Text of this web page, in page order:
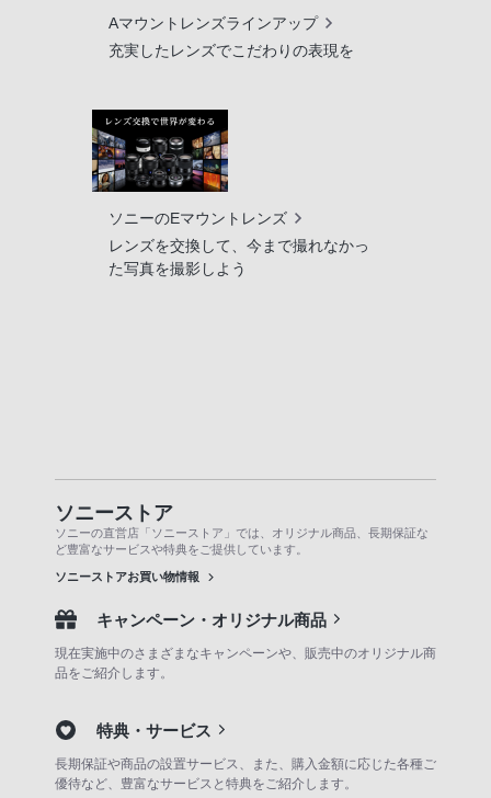
Aマウントレンズラインアップ
充実したレンズでこだわりの表現を
ソニーのEマウントレンズ
レンズを交換して、今まで撮れなかっ
た写真を撮影しよう
ソニーストア
ソニーの直営店「ソニーストア」では、オリジナル商品、長期保証な
ど豊富なサービスや特典をご提供しています。
ソニーストアお買い物情報
キャンペーン・オリジナル商品
現在実施中のさまざまなキャンペーンや、販売中のオリジナル商
品をご紹介します。
特典・サービス
長期保証や商品の設置サービス、また、購入金額に応じた各種ご
優待など、豊富なサービスと特典をご紹介します。